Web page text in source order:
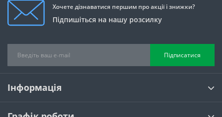
Хочете дізнаватися першим про акції і знижки?
Підпишіться на нашу розсилку
Підписатися
Інформація